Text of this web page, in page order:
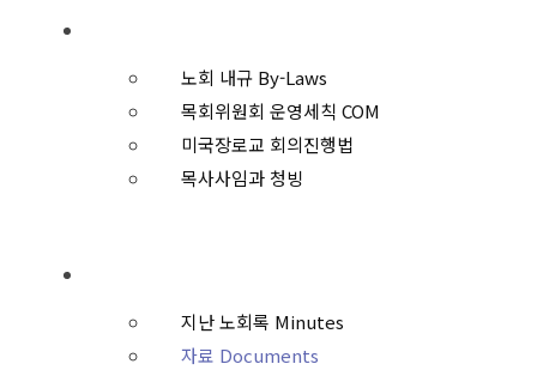
노회 내규 By-Laws
목회위원회 운영세칙 COM
미국장로교 회의진행법
목사사임과 청빙
지난 노회록 Minutes
자료 Documents